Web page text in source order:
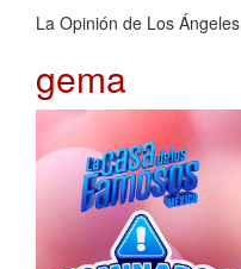
La Opinión de Los Ángeles
gema